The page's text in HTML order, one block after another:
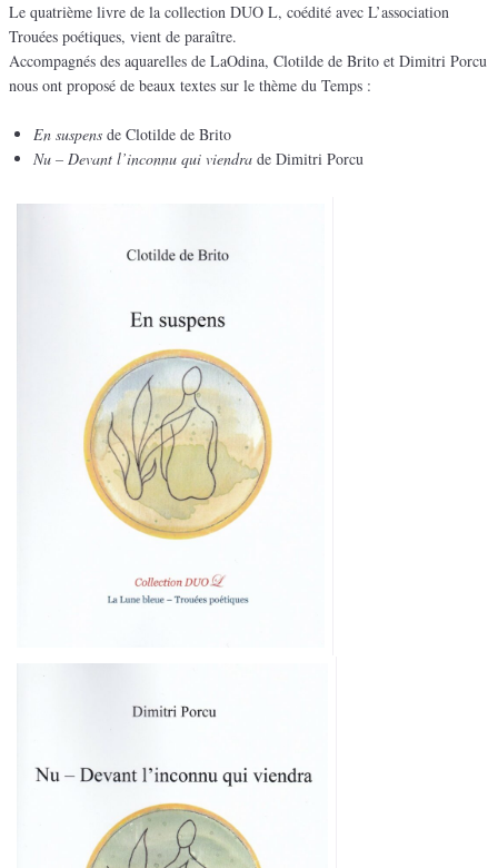
Le quatrième livre de la collection DUO L, coédité avec L’association
Trouées poétiques, vient de paraître.
Accompagnés des aquarelles de LaOdina, Clotilde de Brito et Dimitri Porcu
nous ont proposé de beaux textes sur le thème du Temps :
En suspens de Clotilde de Brito
Nu – Devant l’inconnu qui viendra de Dimitri Porcu